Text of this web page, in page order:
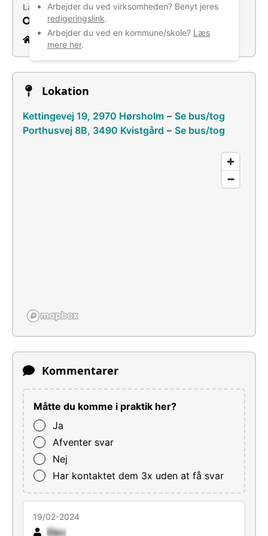
Arbejder du ved virksomheden? Benyt jeres
redigeringslink.
Arbejder du ved en kommune/skole? Læs
mere her.
Læs mere
Søg
https://venoe-nielsen.dk
Lokation
Kettingevej 19, 2970 Hørsholm – Se bus/tog
Porthusvej 8B, 3490 Kvistgård – Se bus/tog
Kommentarer
Måtte du komme i praktik her?
Ja
Afventer svar
Nej
Har kontaktet dem 3x uden at få svar
19/02-2024
Elev